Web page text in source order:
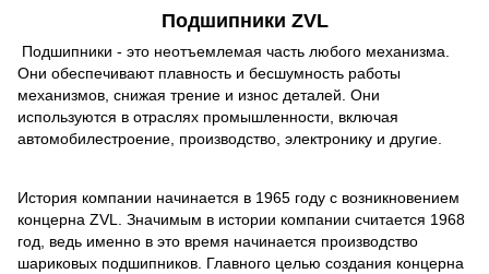
Подшипники ZVL
Подшипники - это неотъемлемая часть любого механизма.
Они обеспечивают плавность и бесшумность работы
механизмов, снижая трение и износ деталей. Они
используются в отраслях промышленности, включая
автомобилестроение, производство, электронику и другие.
История компании начинается в 1965 году с возникновением
концерна ZVL. Значимым в истории компании считается 1968
год, ведь именно в это время начинается производство
шариковых подшипников. Главного целью создания концерна